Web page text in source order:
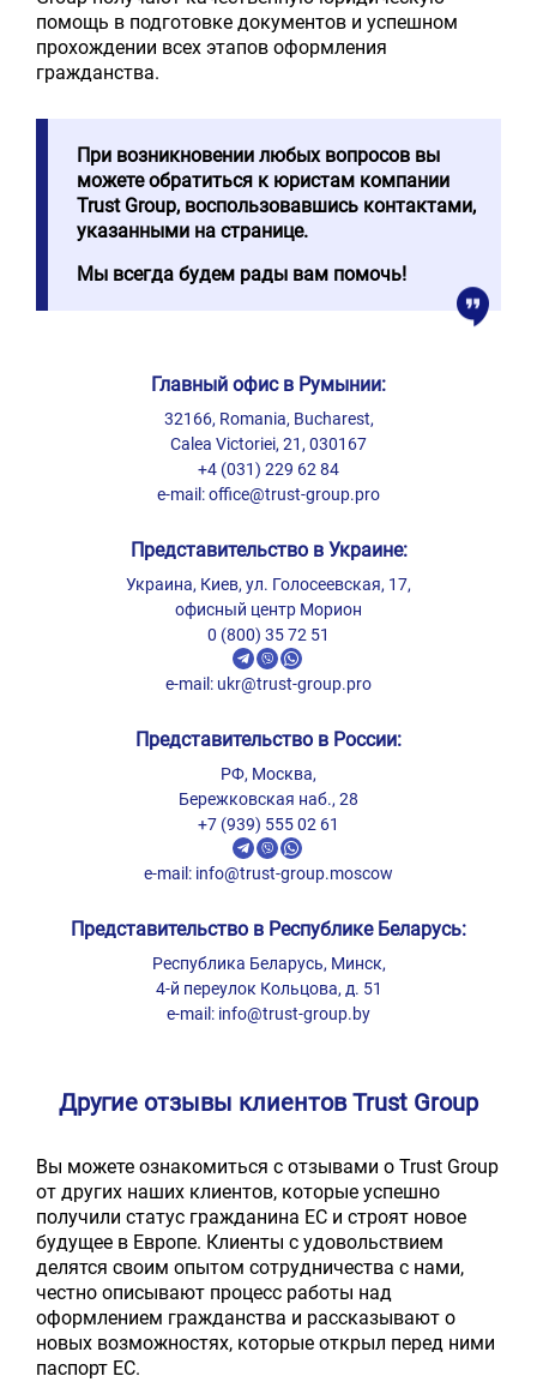
помощь в подготовке документов и успешном
прохождении всех этапов оформления
гражданства.
При возникновении любых вопросов вы
можете обратиться к юристам компании
Trust Group, воспользовавшись контактами,
указанными на странице.
Мы всегда будем рады вам помочь!
Главный офис в Румынии:
32166, Romania, Bucharest,
Calea Victoriei, 21, 030167
+4 (031) 229 62 84
e-mail:office@trust-group.pro
Представительство в Украине:
Украина, Киев, ул. Голосеевская, 17,
офисный центр Морион
0 (800) 35 72 51
e-mail: ukr@trust-group.pro
Представительство в России:
РФ, Москва,
Бережковская наб., 28
+7 (939) 555 02 61
e-mail: info@trust-group.moscow
Представительство в Республике Беларусь:
Республика Беларусь, Минск,
4-й переулок Кольцова, д. 51
e-mail: info@trust-group.by
Другие отзывы клиентов Trust Group
Вы можете ознакомиться с отзывами о Trust Group
от других наших клиентов, которые успешно
получили статус гражданина ЕС и строят новое
будущее в Европе. Клиенты с удовольствием
делятся своим опытом сотрудничества с нами,
честно описывают процесс работы над
оформлением гражданства и рассказывают о
новых возможностях, которые открыл перед ними
паспорт ЕС.